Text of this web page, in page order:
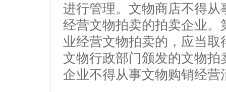
进行管理。文物商店不得
经营文物拍卖的拍卖企业
业经营文物拍卖的，应当
文物行政部门颁发的文物
企业不得从事文物购销经